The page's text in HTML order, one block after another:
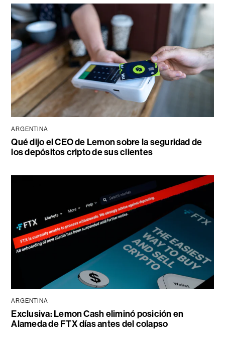
ARGENTINA
Qué dijo el CEO de Lemon sobre la seguridad de
los depósitos cripto de sus clientes
ARGENTINA
Exclusiva: Lemon Cash eliminó posición en
Alameda de FTX días antes del colapso